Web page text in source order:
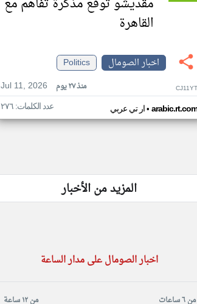
القاهرة
اخبار الصومال
Politics
Jul 11, 2026
منذ ٢٧ يوم CJ11YT
ار تي عربي• arabic.rt.com عدد الكلمات: ٢٧٦
المزيد من الأخبار
اخبار الصومال على مدار الساعة
من ٦ ساعات من ١٢ ساعة